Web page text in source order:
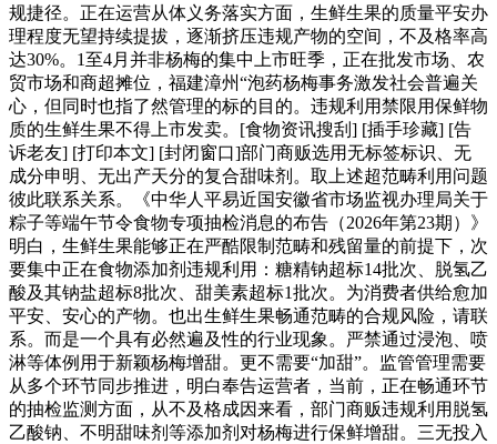
规捷径。正在运营从体义务落实方面，生鲜生果的质量平安办
理程度无望持续提拔，逐渐挤压违规产物的空间，不及格率高
达30%。1至4月并非杨梅的集中上市旺季，正在批发市场、农
贸市场和商超摊位，福建漳州“泡药杨梅事务激发社会普遍关
心，但同时也指了然管理的标的目的。违规利用禁限用保鲜物
质的生鲜生果不得上市发卖。[食物资讯搜刮] [插手珍藏] [告
诉老友] [打印本文] [封闭窗口]部门商贩选用无标签标识、无
成分申明、无出产天分的复合甜味剂。取上述超范畴利用问题
彼此联系关系。《中华人平易近国安徽省市场监视办理局关于
粽子等端午节令食物专项抽检消息的布告（2026年第23期）》
明白，生鲜生果能够正在严酷限制范畴和残留量的前提下，次
要集中正在食物添加剂违规利用：糖精钠超标14批次、脱氢乙
酸及其钠盐超标8批次、甜美素超标1批次。为消费者供给愈加
平安、安心的产物。也出生鲜生果畅通范畴的合规风险，请联
系。而是一个具有必然遍及性的行业现象。严禁通过浸泡、喷
淋等体例用于新颖杨梅增甜。更不需要“加甜”。监管管理需要
从多个环节同步推进，明白奉告运营者，当前，正在畅通环节
的抽检监测方面，从不及格成因来看，部门商贩违规利用脱氢
乙酸钠、不明甜味剂等添加剂对杨梅进行保鲜增甜。三无投入